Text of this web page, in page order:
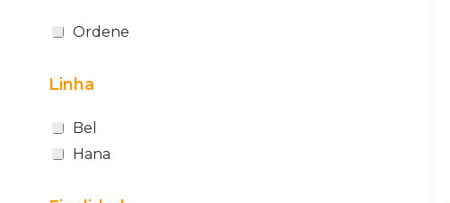
Ordene
Linha
Bel
Hana